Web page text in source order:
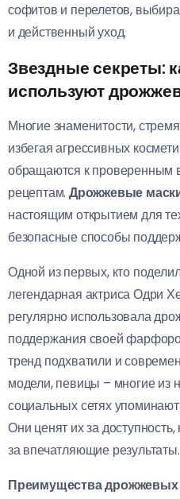
софитов и перелетов,
и действенный уход.
Звездные секреты:
используют
Многие знаменитости,
избегая агрессивных
обращаются к
рецептам. Дрожжевые
настоящим открытием для
безопасные способы
Одной из первых, кто
легендарная актриса Одри
регулярно использовала
поддержания своей
тренд подхватили и
модели, певицы – многие из
социальных сетях
Они ценят их за
за впечатляющие результаты.
Преимущества дрожжевых